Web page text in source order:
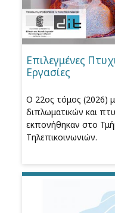
Επιλεγμένες
Εργασίες
Ο 22ος τόμος (2026)
διπλωματικών και
εκπονήθηκαν στο
Τηλεπικοινωνιών.